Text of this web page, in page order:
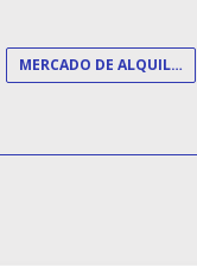
MERCADO DE ALQUILER